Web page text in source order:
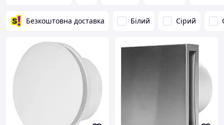
Безкоштовна доставка Білий Сірий